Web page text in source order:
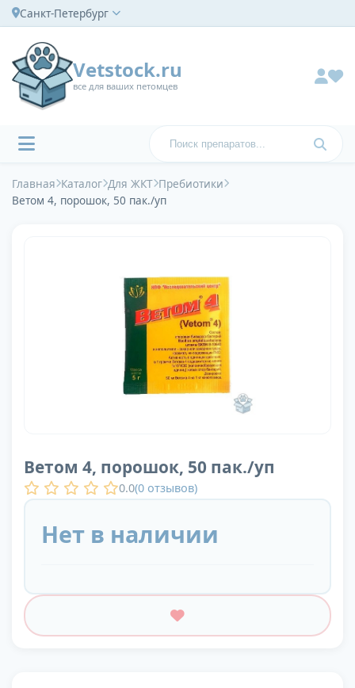
Санкт-Петербург
Vetstock.ru
все для ваших петомцев
Главная Каталог Для ЖКТ Пребиотики
Ветом 4, порошок, 50 пак./уп
Ветом 4, порошок, 50 пак./уп
0.0(0 отзывов)
Нет в наличии